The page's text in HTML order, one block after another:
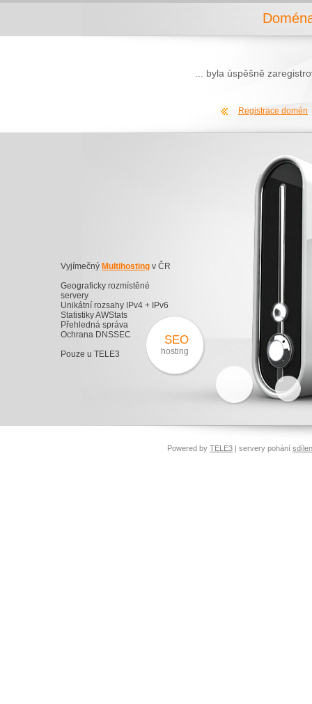
... byla úspěšně
Registrace domén
Vyjímečný Multihosting v ČR
Geograficky rozmístěné
servery
Unikátní rozsahy IPv4 + IPv6
Statistiky AWStats
Přehledná správa
Ochrana DNSSEC
Pouze u TELE3
SEO
hosting
Powered by TELE3 | servery pohání